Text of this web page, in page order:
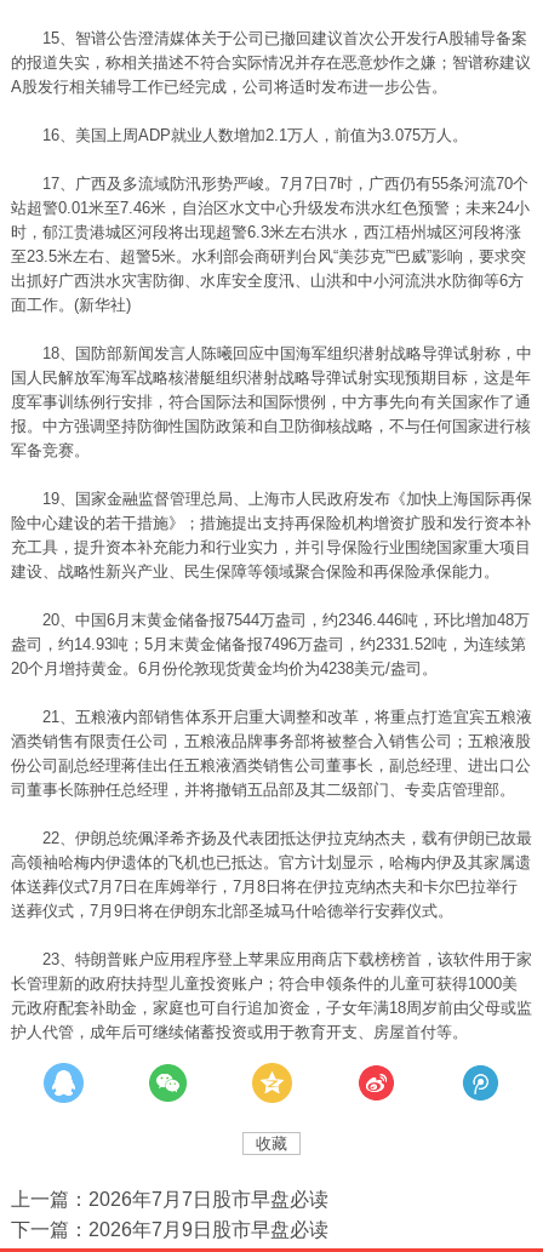
15、智谱公告澄清媒体关于公司已撤回建议首次公开发行A股辅导备案
的报道失实，称相关描述不符合实际情况并存在恶意炒作之嫌；智谱称建议
A股发行相关辅导工作已经完成，公司将适时发布进一步公告。
16、美国上周ADP就业人数增加2.1万人，前值为3.075万人。
17、广西及多流域防汛形势严峻。7月7日7时，广西仍有55条河流70个
站超警0.01米至7.46米，自治区水文中心升级发布洪水红色预警；未来24小
时，郁江贵港城区河段将出现超警6.3米左右洪水，西江梧州城区河段将涨
至23.5米左右、超警5米。水利部会商研判台风“美莎克”“巴威”影响，要求突
出抓好广西洪水灾害防御、水库安全度汛、山洪和中小河流洪水防御等6方
面工作。(新华社)
18、国防部新闻发言人陈曦回应中国海军组织潜射战略导弹试射称，中
国人民解放军海军战略核潜艇组织潜射战略导弹试射实现预期目标，这是年
度军事训练例行安排，符合国际法和国际惯例，中方事先向有关国家作了通
报。中方强调坚持防御性国防政策和自卫防御核战略，不与任何国家进行核
军备竞赛。
19、国家金融监督管理总局、上海市人民政府发布《加快上海国际再保
险中心建设的若干措施》；措施提出支持再保险机构增资扩股和发行资本补
充工具，提升资本补充能力和行业实力，并引导保险行业围绕国家重大项目
建设、战略性新兴产业、民生保障等领域聚合保险和再保险承保能力。
20、中国6月末黄金储备报7544万盎司，约2346.446吨，环比增加48万
盎司，约14.93吨；5月末黄金储备报7496万盎司，约2331.52吨，为连续第
20个月增持黄金。6月份伦敦现货黄金均价为4238美元/盎司。
21、五粮液内部销售体系开启重大调整和改革，将重点打造宜宾五粮液
酒类销售有限责任公司，五粮液品牌事务部将被整合入销售公司；五粮液股
份公司副总经理蒋佳出任五粮液酒类销售公司董事长，副总经理、进出口公
司董事长陈翀任总经理，并将撤销五品部及其二级部门、专卖店管理部。
22、伊朗总统佩泽希齐扬及代表团抵达伊拉克纳杰夫，载有伊朗已故最
高领袖哈梅内伊遗体的飞机也已抵达。官方计划显示，哈梅内伊及其家属遗
体送葬仪式7月7日在库姆举行，7月8日将在伊拉克纳杰夫和卡尔巴拉举行
送葬仪式，7月9日将在伊朗东北部圣城马什哈德举行安葬仪式。
23、特朗普账户应用程序登上苹果应用商店下载榜榜首，该软件用于家
长管理新的政府扶持型儿童投资账户；符合申领条件的儿童可获得1000美
元政府配套补助金，家庭也可自行追加资金，子女年满18周岁前由父母或监
护人代管，成年后可继续储蓄投资或用于教育开支、房屋首付等。
收藏
上一篇：2026年7月7日股市早盘必读
下一篇：2026年7月9日股市早盘必读